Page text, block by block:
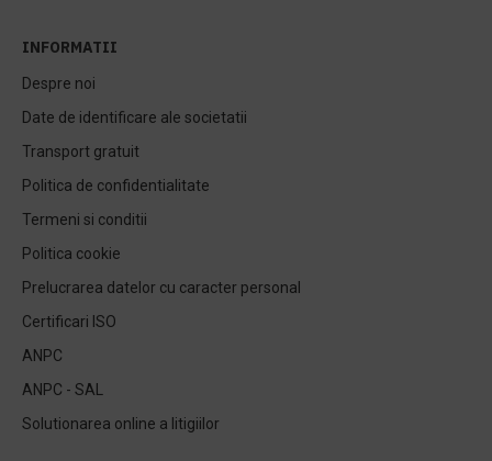
INFORMATII
Despre noi
Date de identificare ale societatii
Transport gratuit
Politica de confidentialitate
Termeni si conditii
Politica cookie
Prelucrarea datelor cu caracter personal
Certificari ISO
ANPC
ANPC - SAL
Solutionarea online a litigiilor